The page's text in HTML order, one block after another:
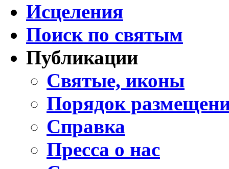
Исцеления
Поиск по святым
Публикации
Святые, иконы
Порядок
Справка
Пресса о нас